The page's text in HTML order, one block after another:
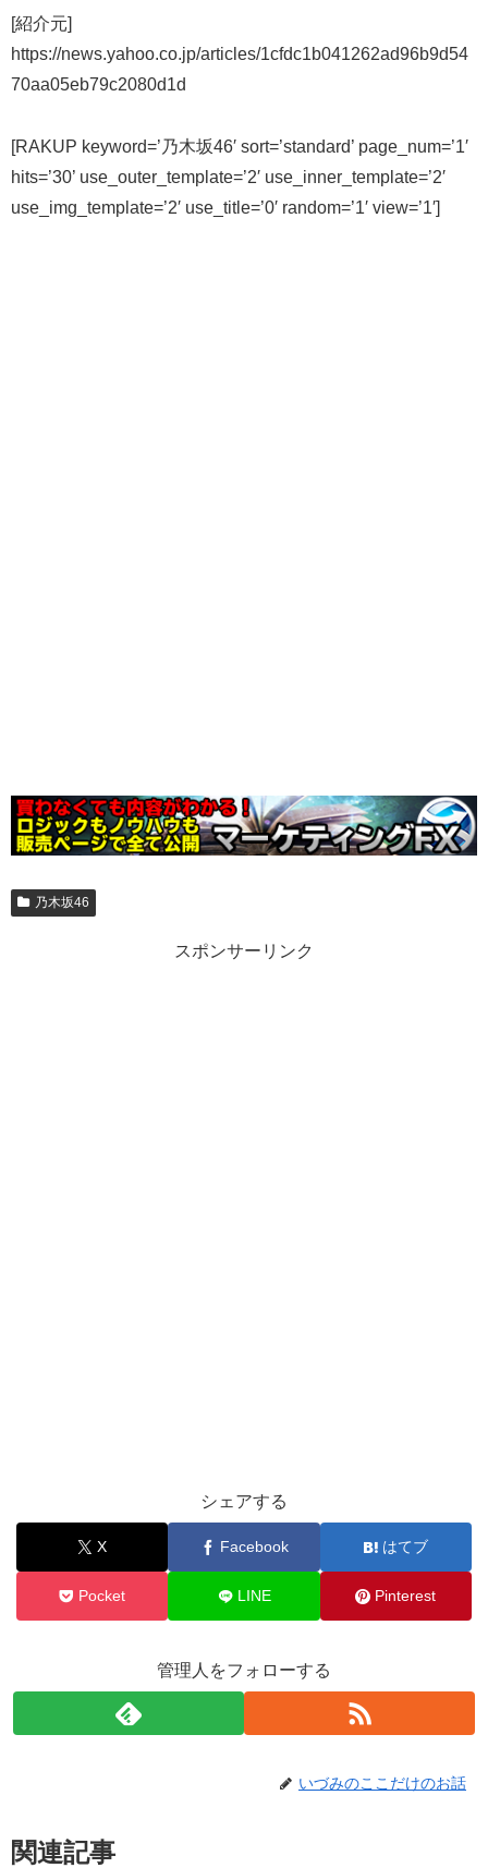
[紹介元]
https://news.yahoo.co.jp/articles/1cfdc1b041262ad96b9d54
70aa05eb79c2080d1d
[RAKUP keyword=’乃木坂46′ sort=’standard’ page_num=’1′
hits=’30’ use_outer_template=’2′ use_inner_template=’2′
use_img_template=’2′ use_title=’0′ random=’1′ view=’1′]
乃木坂46
スポンサーリンク
シェアする
X Facebook はてブ
Pocket LINE Pinterest
管理人をフォローする
いづみのここだけのお話
関連記事